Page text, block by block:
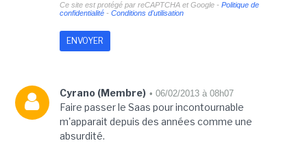
Ce site est protégé par reCAPTCHA et Google - Politique de
confidentialité- Conditions d'utilisation
Cyrano (Membre) • 06/02/2013 à 08h07
Faire passer le Saas pour incontournable
m'apparait depuis des années comme une
absurdité.